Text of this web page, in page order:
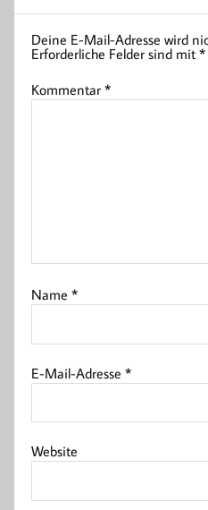
Deine E-Mail-Adresse wird
Erforderliche Felder sind mit*
Kommentar*
Name*
E-Mail-Adresse*
Website